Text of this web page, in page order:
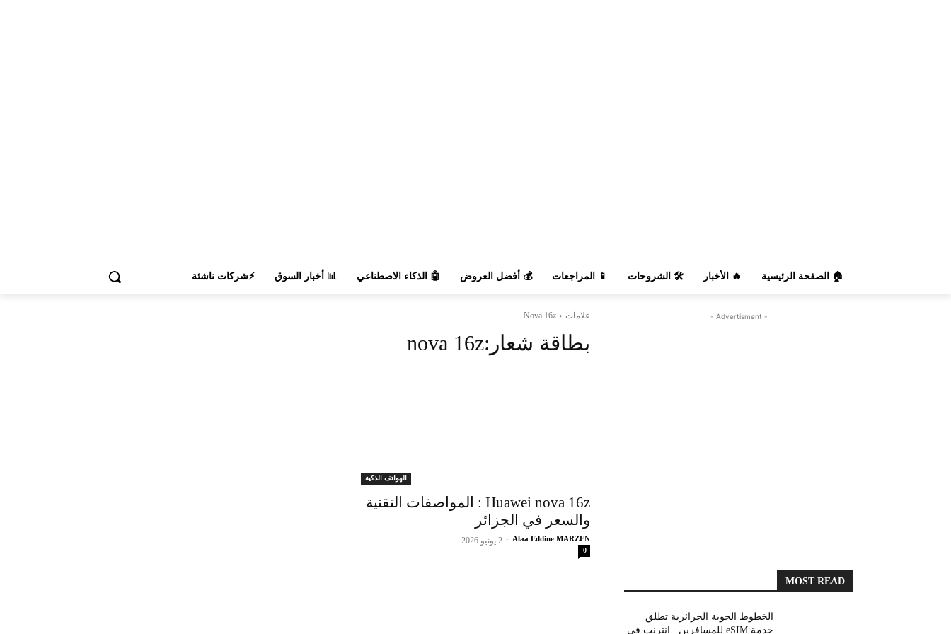
🏠 الصفحة الرئيسية 🔥 الأخبار 🛠️ الشروحات 📱 المراجعات 💰 أفضل العروض 🤖 الذكاء الاصطناعي 📊 أخبار السوق ⚡شركات ناشئة
علامات Nova 16z
بطاقة شعار:nova 16z
الهواتف الذكية
Huawei nova 16z : المواصفات التقنية
والسعر في الجزائر
Alaa Eddine MARZEN
- 2 يونيو 2026
0
- Advertisment -
MOST READ
الخطوط الجوية الجزائرية تطلق
خدمة eSIM للمسافرين.. انترنت في